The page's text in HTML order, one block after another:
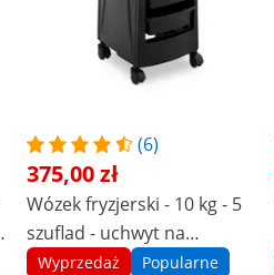
(6)
375,00 zł
Wózek fryzjerski - 10 kg - 5
szuflad - uchwyt na
suszarkę - półka 485 x 380
Wyprzedaż Popularne